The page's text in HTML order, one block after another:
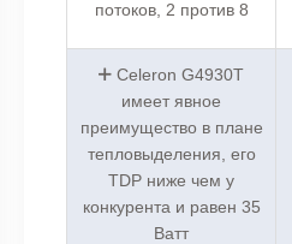
потоков, 2 против 8
Celeron G4930T
имеет явное
преимущество в плане
тепловыделения, его
TDP ниже чем у
конкурента и равен 35
Ватт